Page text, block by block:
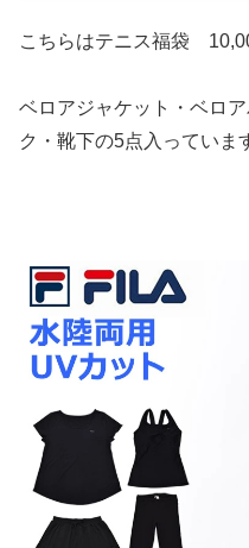
こちらはテニス福袋
ベロアジャケット・ベロ
ク・靴下の5点入っていま